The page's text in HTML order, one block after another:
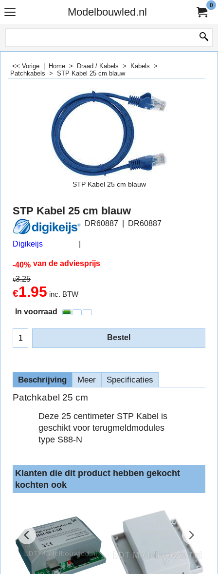
Modelbouwled.nl
0
<< Vorige Home > Draad / Kabels > Kabels >
Patchkabels > STP Kabel 25 cm blauw
STP Kabel 25 cm blauw
STP Kabel 25 cm blauw
Digikeijs
DR60887 DR60887
-40% van de adviesprijs
€3.25
€1.95 inc. BTW
In voorraad
Bestel
Beschrijving Meer Specificaties
Patchkabel 25 cm
Deze 25 centimeter STP Kabel is
geschikt voor terugmeldmodules
type S88-N
Klanten die dit product hebben gekocht
kochten ook